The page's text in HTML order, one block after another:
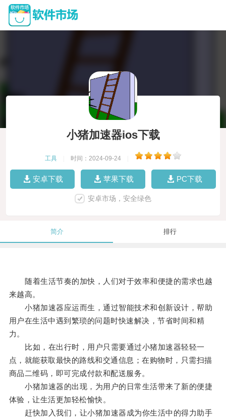
小猪加速器ios下载
工具 时间：2024-09-24
安卓下载 苹果下载 PC下载
安卓市场，安全绿色
简介 排行
随着生活节奏的加快，人们对于效率和便捷的需求也越
来越高。
小猪加速器应运而生，通过智能技术和创新设计，帮助
用户在生活中遇到繁琐的问题时快速解决，节省时间和精
力。
比如，在出行时，用户只需要通过小猪加速器轻轻一
点，就能获取最快的路线和交通信息；在购物时，只需扫描
商品二维码，即可完成付款和配送服务。
小猪加速器的出现，为用户的日常生活带来了新的便捷
体验，让生活更加轻松愉快。
赶快加入我们，让小猪加速器成为你生活中的得力助手